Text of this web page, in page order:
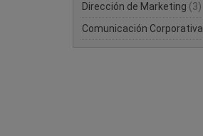
Dirección de Marketing (3)
Comunicación Corporativa